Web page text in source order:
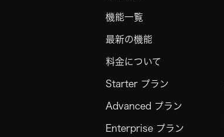
機能一覧
最新の機能
料金について
Starter プラン
Advanced プラン
Enterprise プラン